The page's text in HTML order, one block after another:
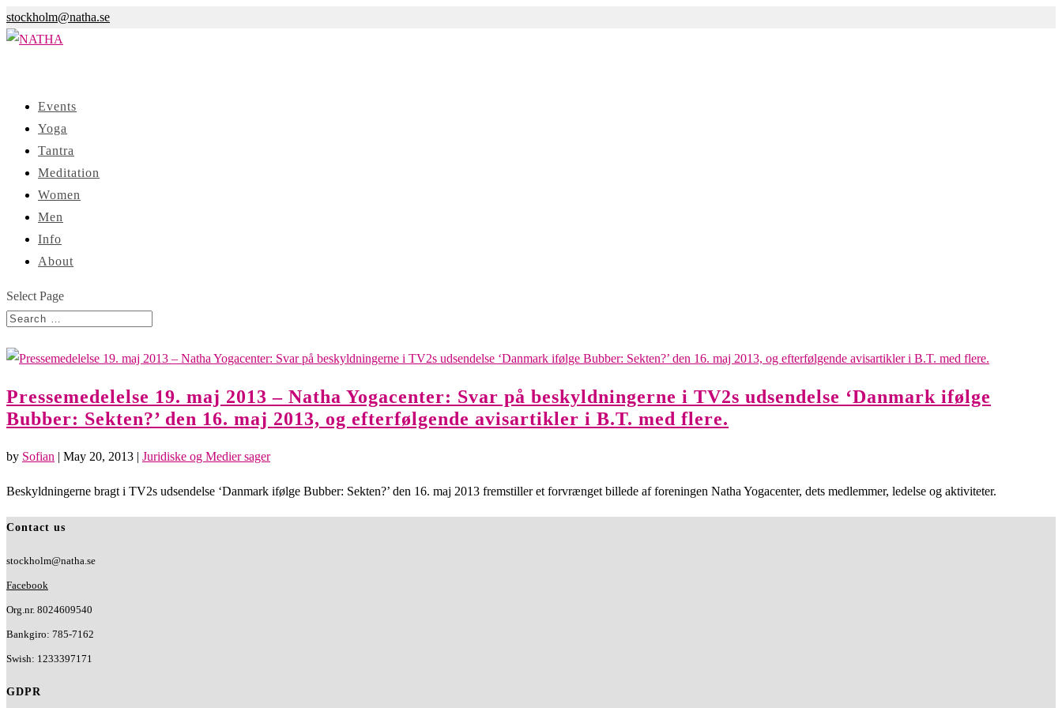
stockholm@natha.se
Events
Yoga
Tantra
Meditation
Women
Men
Info
About
Select Page
Pressemedelelse 19. maj 2013 – Natha Yogacenter: Svar på beskyldningerne i TV2s udsendelse ‘Danmark ifølge
Bubber: Sekten?’ den 16. maj 2013, og efterfølgende avisartikler i B.T. med flere.
by Sofian | May 20, 2013 | Juridiske og Medier sager
Beskyldningerne bragt i TV2s udsendelse ‘Danmark ifølge Bubber: Sekten?’ den 16. maj 2013 fremstiller et forvrænget billede af foreningen Natha Yogacenter, dets medlemmer, ledelse og aktiviteter.
Contact us
stockholm@natha.se
Facebook
Org.nr. 8024609540
Bankgiro: 785-7162
Swish: 1233397171
GDPR